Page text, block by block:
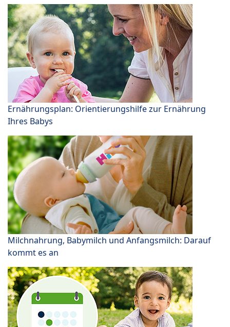
Ernährungsplan: Orientierungshilfe zur Ernährung
Ihres Babys
Milchnahrung, Babymilch und Anfangsmilch: Darauf
kommt es an